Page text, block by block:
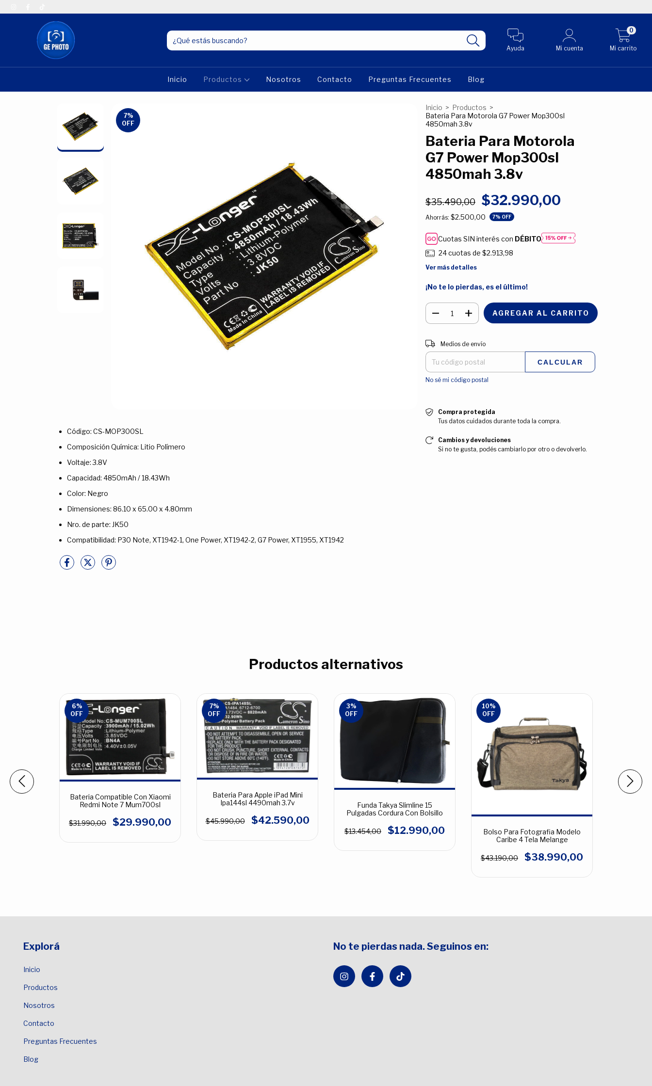
Ayuda Mi cuenta Mi carrito
0
Inicio Productos Nosotros Contacto Preguntas Frecuentes Blog
7%
OFF
Código: CS-MOP300SL
Composición Química: Litio Polímero
Voltaje: 3.8V
Capacidad: 4850mAh / 18.43Wh
Color: Negro
Dimensiones: 86.10 x 65.00 x 4.80mm
Nro. de parte: JK50
Compatibilidad: P30 Note, XT1942-1, One Power, XT1942-2, G7 Power, XT1955, XT1942
Inicio > Productos >
Bateria Para Motorola G7 Power Mop300sl
4850mah 3.8v
Bateria Para Motorola
G7 Power Mop300sl
4850mah 3.8v
$35.490,00 $32.990,00
Ahorrás: $2.500,00 7% OFF
Cuotas SIN interés con DÉBITO
24cuotas de $2.913,98
Ver más detalles
¡No te lo pierdas, es el último!
Entregas para el CP:
Medios de envío
CALCULAR
No sé mi código postal
Compra protegida
Tus datos cuidados durante toda la compra.
Cambios y devoluciones
Si no te gusta, podés cambiarlo por otro o devolverlo.
Productos alternativos
6%
OFF
Bateria Compatible Con Xiaomi
Redmi Note 7 Mum700sl
$31.990,00 $29.990,00
7%
OFF
Bateria Para Apple iPad Mini
Ipa144sl 4490mah 3.7v
$45.990,00 $42.590,00
3%
OFF
Funda Takya Slimline 15
Pulgadas Cordura Con Bolsillo
$13.454,00 $12.990,00
10%
OFF
Bolso Para Fotografia Modelo
Caribe 4 Tela Melange
$43.190,00 $38.990,00
Explorá
Inicio
Productos
Nosotros
Contacto
Preguntas Frecuentes
Blog
No te pierdas nada. Seguinos en: